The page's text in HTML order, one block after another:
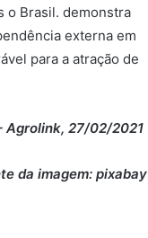
o Brasil. demonstra
externa em
para a atração de
Agrolink, 27/02/2021
da imagem: pixabay